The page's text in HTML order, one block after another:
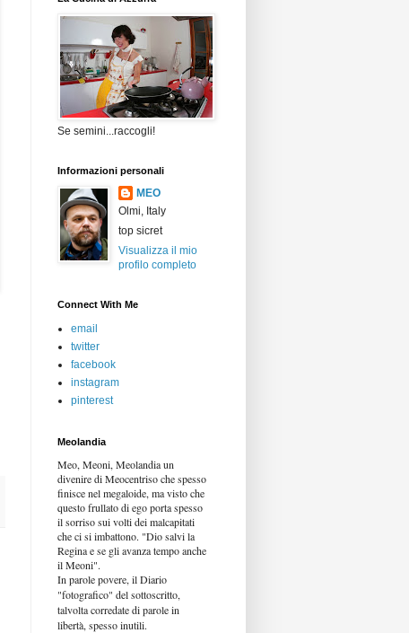
Se semini...raccogli!
Informazioni personali
MEO
Olmi, Italy
top sicret
Visualizza il mio
profilo completo
Connect With Me
email
twitter
facebook
instagram
pinterest
Meolandia
Meo, Meoni, Meolandia un
divenire di Meocentriso che spesso
finisce nel megaloide, ma visto che
questo frullato di ego porta spesso
il sorriso sui volti dei malcapitati
che ci si imbattono. "Dio salvi la
Regina e se gli avanza tempo anche
il Meoni".
In parole povere, il Diario
"fotografico" del sottoscritto,
talvolta corredate di parole in
libertà, spesso inutili.